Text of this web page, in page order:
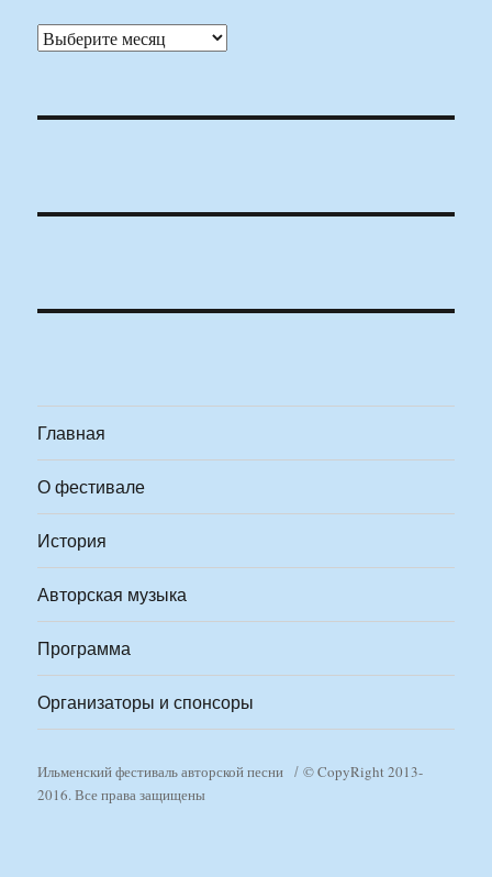
Архивы
Главная
О фестивале
История
Авторская музыка
Программа
Организаторы и спонсоры
Ильменский фестиваль авторской песни
© CopyRight 2013-
2016. Все права защищены